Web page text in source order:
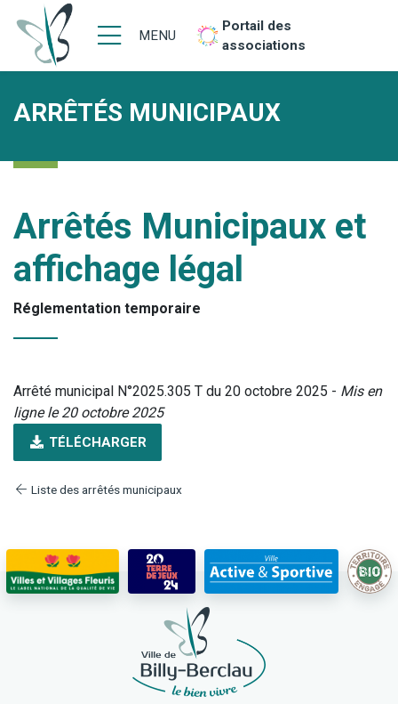
MENU
Portail des
associations
ARRÊTÉS MUNICIPAUX
Arrêtés Municipaux et
affichage légal
Réglementation temporaire
Arrêté municipal N°2025.305 T du 20 octobre 2025 - Mis en
ligne le 20 octobre 2025
TÉLÉCHARGER
Liste des arrêtés municipaux